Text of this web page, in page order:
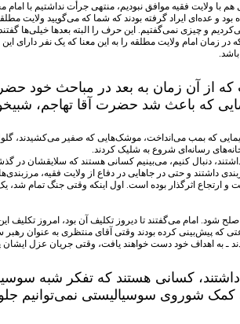
با ولایت فقیه موافق نبودیم، منتهی جرأت نداشتیم با امام
ایراد گرفته بودند که شما که می‌گویید ولایت
و چیزی نمی‌گفتیم. این حرف را البته بعدها خیلی‌ها
که در زمان امام ولایت مطلقه را به این معنا که یک نفر
مطرح است که از آن زمان به بعد در
باعث شد حضرت آقا تهاجم،
که بمب می‌انداخت، موشک‌هایی که صفیر می‌کشیدند،
رسانه‌ای شروع به شلیک کردند.
دنبال کنیم، می‌بینیم کسانی هستند که سلایقشان
داشتند و حتی در جاهایی در دفاع از ولایت فقیه،
اتفاقی که در اواخر دهه ۶۰ افتاد، در این بازگشت و ارتجاع اثرگذار بوده
شود. امام می‌گفتند تا دیروز تکلیف آن بود، امروز
که پیش‌بینی کرده بودند وقتی آقای منتظری به عنوان
ـ به اهداف خود دست خواهند یافت، وقتی جریان عزل ایشان
کسانی هستند که تفکر شبه
شوروی سوسیالیستی نمی‌توانیم